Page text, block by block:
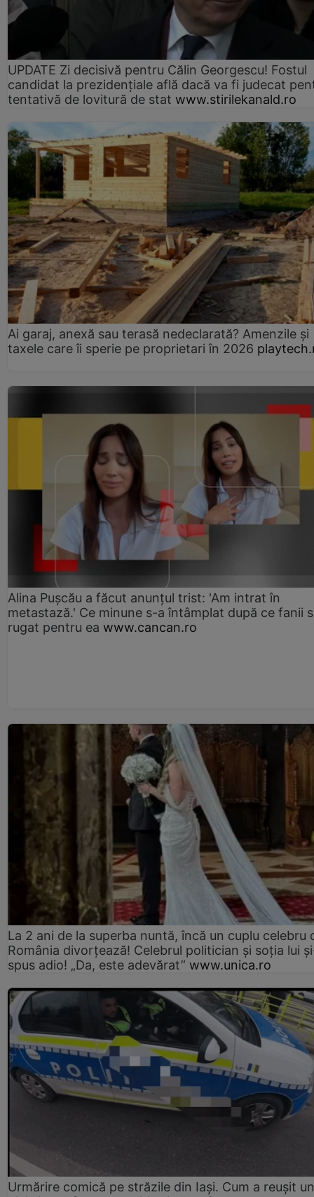
UPDATE Zi decisivă pentru Călin Georgescu! Fostul
candidat la prezidențiale află dacă va fi judecat
tentativă de lovitură de stat www.stirilekanald.ro
Ai garaj, anexă sau terasă nedeclarată? Amenzile și
taxele care îi sperie pe proprietari în 2026
Alina Pușcău a făcut anunțul trist: 'Am intrat în
metastază.' Ce minune s-a întâmplat după ce fanii
rugat pentru ea www.cancan.ro
La 2 ani de la superba nuntă, încă un cuplu celebru
România divorțează! Celebrul politician și soția lui
spus adio! „Da, este adevărat” www.unica.ro
Urmărire comică pe străzile din Iași. Cum a reușit un